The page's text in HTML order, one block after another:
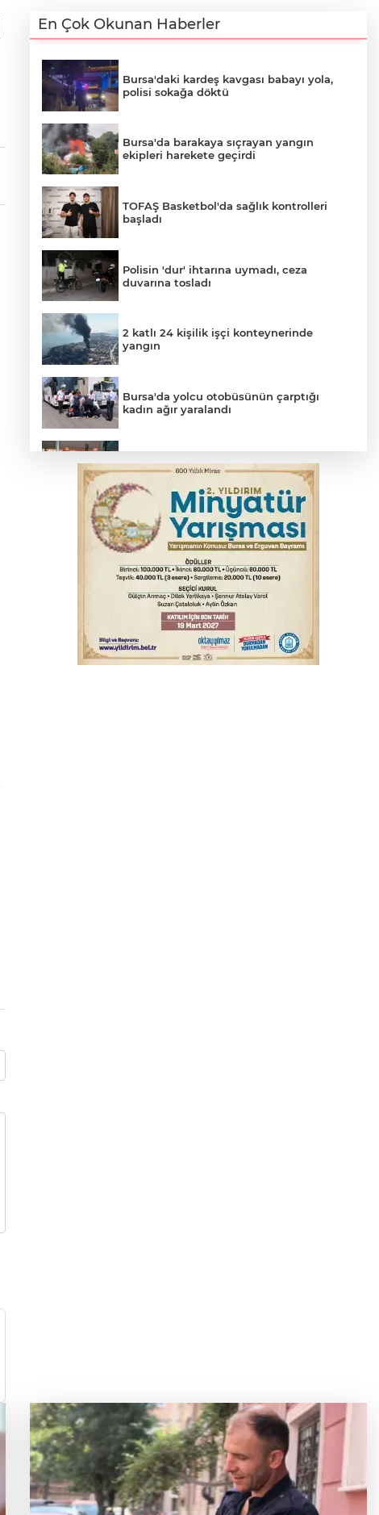
En Çok Okunan Haberler
Bursa'daki kardeş kavgası babayı yola,
polisi sokağa döktü
Bursa'da barakaya sıçrayan yangın
ekipleri harekete geçirdi
TOFAŞ Basketbol'da sağlık kontrolleri
başladı
Polisin 'dur' ihtarına uymadı, ceza
duvarına tosladı
2 katlı 24 kişilik işçi konteynerinde
yangın
Bursa'da yolcu otobüsünün çarptığı
kadın ağır yaralandı
sponsoru oldu
Başkan Aydın Osmangazi’nin nabzını
sahada tuttu
Erguvan Bayramı minyatür sanatıyla
geleceğe taşınacak
Trabzonspor'da Folcarelli ameliyat oldu